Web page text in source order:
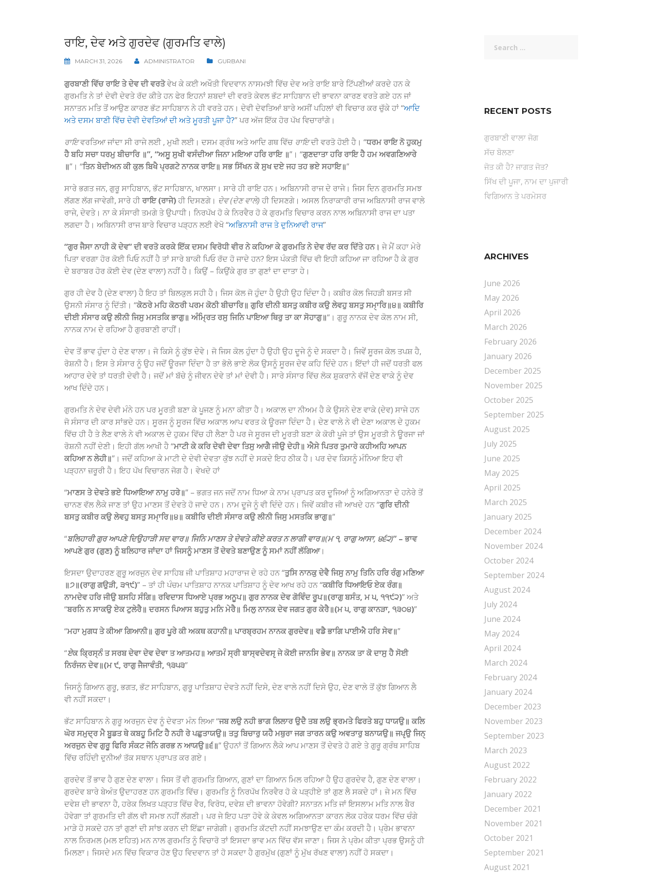
ਰਾਇ, ਦੇਵ ਅਤੇ ਗੁਰਦੇਵ (ਗੁਰਮਤਿ ਵਾਲੇ)
MARCH 31, 2026 ADMINISTRATOR GURBANI
ਗੁਰਬਾਣੀ ਵਿੱਚ ਰਾਇ ਤੇ ਦੇਵ ਦੀ ਵਰਤੋਵੇਖ ਕੇ ਕਈ ਅਖੌਤੀ ਵਿਦਵਾਨ ਨਾਸਮਝੀ ਵਿੱਚ ਦੇਵ ਅਤੇ ਰਾਇ ਬਾਰੇ ਟਿੱਪਣੀਆਂ ਕਰਦੇ ਹਨ ਕੇ
ਗੁਰਮਤਿ ਨੇ ਤਾਂ ਦੇਵੀ ਦੇਵਤੇ ਰੱਦ ਕੀਤੇ ਹਨ ਫੇਰ ਇਹਨਾਂ ਸ਼ਬਦਾਂ ਦੀ ਵਰਤੋ ਕੇਵਲ ਭੱਟ ਸਾਹਿਬਾਨ ਦੀ ਭਾਵਨਾ ਕਾਰਣ ਵਰਤੇ ਗਏ ਹਨ ਜਾਂ
ਸਨਾਤਨ ਮਤਿ ਤੋਂ ਆਉਣ ਕਾਰਣ ਭੱਟ ਸਾਹਿਬਾਨ ਨੇ ਹੀ ਵਰਤੇ ਹਨ। ਦੇਵੀ ਦੇਵਤਿਆਂ ਬਾਰੇ ਅਸੀਂ ਪਹਿਲਾਂ ਵੀ ਵਿਚਾਰ ਕਰ ਚੁੱਕੇ ਹਾਂ “ਆਦਿ
ਅਤੇ ਦਸਮ ਬਾਣੀ ਵਿੱਚ ਦੇਵੀ ਦੇਵਤਿਆਂ ਦੀ ਅਤੇ ਮੂਰਤੀ ਪੂਜਾ ਹੈ?” ਪਰ ਅੱਜ ਇੱਕ ਹੋਰ ਪੱਖ ਵਿਚਾਰਾਂਗੇ।
ਰਾਇਵਰਤਿਆ ਜਾਂਦਾ ਸੀ ਰਾਜੇ ਲਈ , ਮੁਖੀ ਲਈ। ਦਸਮ ਗ੍ਰੰਥ ਅਤੇ ਆਦਿ ਗਥ ਵਿੱਚ ਰਾਇਦੀ ਵਰਤੋ ਹੋਈ ਹੈ। “ਧਰਮ ਰਾਇ ਨੋ ਹੁਕਮੁ
ਹੈ ਬਹਿ ਸਚਾ ਧਰਮੁ ਬੀਚਾਰਿ ॥”, “ਅਸੂ ਸੁਖੀ ਵਸੰਦੀਆ ਜਿਨਾ ਮਇਆ ਹਰਿ ਰਾਇ ॥”। “ਗੁਣਦਾਤਾ ਹਰਿ ਰਾਇ ਹੈ ਹਮ ਅਵਗਣਿਆਰੇ
॥”। “ਤਿਨ ਬੇਦੀਅਨ ਕੀ ਕੁਲ ਬਿਖੈ ਪ੍ਰਗਟੇ ਨਾਨਕ ਰਾਇ॥ ਸਭ ਸਿੱਖਨ ਕੋ ਸੁਖ ਦਏ ਜਹ ਤਹ ਭਏ ਸਹਾਇ॥”
ਸਾਰੇ ਭਗਤ ਜਨ, ਗੁਰੂ ਸਾਹਿਬਾਨ, ਭੱਟ ਸਾਹਿਬਾਨ, ਖਾਲਸਾ। ਸਾਰੇ ਹੀ ਰਾਇ ਹਨ। ਅਬਿਨਾਸੀ ਰਾਜ ਦੇ ਰਾਜੇ। ਜਿਸ ਦਿਨ ਗੁਰਮਤਿ ਸਮਝ
ਲੱਗਣ ਲੱਗ ਜਾਵੇਗੀ, ਸਾਰੇ ਹੀਰਾਇ (ਰਾਜੇ)ਹੀ ਦਿਸਣਗੇ। ਦੇਵ (ਦੇਣ ਵਾਲੇ) ਹੀ ਦਿਸਣਗੇ। ਅਸਲ ਨਿਰਾਕਾਰੀ ਰਾਜ ਅਬਿਨਾਸੀ ਰਾਜ ਵਾਲੇ
ਰਾਜੇ, ਦੇਵਤੇ। ਨਾ ਕੇ ਸੰਸਾਰੀ ਤਮਗੇ ਤੇ ਉਪਾਧੀ। ਨਿਰਪੱਖ ਹੋ ਕੇ ਨਿਰਵੈਰ ਹੋ ਕੇ ਗੁਰਮਤਿ ਵਿਚਾਰ ਕਰਨ ਨਾਲ ਅਬਿਨਾਸੀ ਰਾਜ ਦਾ ਪਤਾ
ਲਗਦਾ ਹੈ। ਅਬਿਨਾਸੀ ਰਾਜ ਬਾਰੇ ਵਿਚਾਰ ਪੜ੍ਹਨ ਲਈ ਵੇਖੋ “ਅਭਿਨਾਸੀ ਰਾਜ ਤੇ ਦੁਨਿਆਵੀ ਰਾਜ”
“ਗੁਰ ਜੈਸਾ ਨਾਹੀ ਕੋ ਦੇਵ” ਦੀ ਵਰਤੋ ਕਰਕੇ ਇੱਕ ਦਸਮ ਵਿਰੋਧੀ ਵੀਰ ਨੇ ਕਹਿਆ ਕੇ ਗੁਰਮਤਿ ਨੇ ਦੇਵ ਰੱਦ ਕਰ ਦਿੱਤੇ ਹਨ। ਜੇ ਮੈਂ ਕਹਾ ਮੇਰੇ
ਪਿਤਾ ਵਰਗਾ ਹੋਰ ਕੋਈ ਪਿਓ ਨਹੀਂ ਹੈ ਤਾਂ ਸਾਰੇ ਬਾਕੀ ਪਿਓ ਰੱਦ ਹੋ ਜਾਦੇ ਹਨ? ਇਸ ਪੰਕਤੀ ਵਿੱਚ ਵੀ ਇਹੀ ਕਹਿਆ ਜਾ ਰਹਿਆ ਹੈ ਕੇ ਗੁਰ
ਦੇ ਬਰਾਬਰ ਹੋਰ ਕੋਈ ਦੇਵ (ਦੇਣ ਵਾਲਾ) ਨਹੀਂ ਹੈ। ਕਿਉਂ – ਕਿਉਂਕੇ ਗੁਰ ਤਾ ਗੁਣਾਂ ਦਾ ਦਾਤਾ ਹੇ।
ਗੁਰ ਹੀ ਦੇਵ ਹੈ (ਦੇਣ ਵਾਲਾ) ਹੈ ਇਹ ਤਾਂ ਬਿਲਕੁਲ ਸਹੀ ਹੈ। ਜਿਸ ਕੋਲ ਜੋ ਹੁੰਦਾ ਹੈ ਉਹੀ ਉਹ ਦਿੰਦਾ ਹੈ। ਕਬੀਰ ਕੋਲ ਜਿਹੜੀ ਬਸਤ ਸੀ
ਉਸਨੀ ਸੰਸਾਰ ਨੂੰ ਦਿੱਤੀ। “ਕੋਠਰੇ ਮਹਿ ਕੋਠਰੀ ਪਰਮ ਕੋਠੀ ਬੀਚਾਰਿ॥ ਗੁਰਿ ਦੀਨੀ ਬਸਤੁ ਕਬੀਰ ਕਉ ਲੇਵਹੁ ਬਸਤੁ ਸਮੑਾਰਿ॥੪॥ ਕਬੀਰਿ
ਦੀਈ ਸੰਸਾਰ ਕਉ ਲੀਨੀ ਜਿਸੁ ਮਸਤਕਿ ਭਾਗੁ॥ ਅੰਮ੍ਰਿਤ ਰਸੁ ਜਿਨਿ ਪਾਇਆ ਥਿਰੁ ਤਾ ਕਾ ਸੋਹਾਗੁ॥“। ਗੁਰੂ ਨਾਨਕ ਦੇਵ ਕੋਲ ਨਾਮ ਸੀ,
ਨਾਨਕ ਨਾਮ ਦੇ ਰਹਿਆ ਹੈ ਗੁਰਬਾਣੀ ਰਾਹੀਂ।
ਦੇਵ ਤੋਂ ਭਾਵ ਹੁੰਦਾ ਹੇ ਦੇਣ ਵਾਲਾ। ਜੋ ਕਿਸੇ ਨੂੰ ਕੁੱਝ ਦੇਵੇ। ਜੋ ਜਿਸ ਕੋਲ ਹੁੰਦਾ ਹੈ ਉਹੀ ਉਹ ਦੂਜੇ ਨੂੰ ਦੇ ਸਕਦਾ ਹੈ। ਜਿਵੇਂ ਸੂਰਜ ਕੋਲ ਤਪਸ਼ ਹੈ,
ਰੋਸ਼ਨੀ ਹੈ। ਇਸ ਤੇ ਸੰਸਾਰ ਨੂੰ ਉਹ ਜਦੋਂ ਊਰਜਾ ਦਿੰਦਾ ਹੈ ਤਾ ਭੋਲੇ ਭਾਏ ਲੋਕ ਉਸਨੂੰ ਸੂਰਜ ਦੇਵ ਕਹਿ ਦਿੰਦੇ ਹਨ। ਇੱਦਾਂ ਹੀ ਜਦੋਂ ਧਰਤੀ ਫਲ
ਆਹਾਰ ਦੇਵੇ ਤਾਂ ਧਰਤੀ ਦੇਵੀ ਹੈ। ਜਦੋਂ ਮਾਂ ਬੱਚੇ ਨੂੰ ਜੀਵਨ ਦੇਵੇ ਤਾਂ ਮਾਂ ਦੇਵੀ ਹੈ। ਸਾਰੇ ਸੰਸਾਰ ਵਿੱਚ ਲੋਕ ਸ਼ੁਕਰਾਨੇ ਵੱਜੋਂ ਦੇਣ ਵਾਕੇ ਨੂੰ ਦੇਵ
ਆਖ ਦਿੰਦੇ ਹਨ।
ਗੁਰਮਤਿ ਨੇ ਦੇਵ ਦੇਵੀ ਮੰਨੇ ਹਨ ਪਰ ਮੂਰਤੀ ਬਣਾ ਕੇ ਪੂਜਣ ਨੂੰ ਮਨਾ ਕੀਤਾ ਹੈ। ਅਕਾਲ ਦਾ ਨੀਅਮ ਹੈ ਕੇ ਉਸਨੇ ਦੇਣ ਵਾਕੇ (ਦੇਵ) ਸਾਜੇ ਹਨ
ਜੋ ਸੰਸਾਰ ਦੀ ਕਾਰ ਸਾਂਭਦੇ ਹਨ। ਸੂਰਜ ਨੂੰ ਸੂਰਜ ਵਿੱਚ ਅਕਾਲ ਆਪ ਵਰਤ ਕੇ ਊਰਜਾ ਦਿੰਦਾ ਹੈ। ਦੇਣ ਵਾਲੇ ਨੇ ਵੀ ਦੇਣਾ ਅਕਾਲ ਦੇ ਹੁਕਮ
ਵਿੱਚ ਹੀ ਹੈ ਤੇ ਲੈਣ ਵਾਲੇ ਨੇ ਵੀ ਅਕਾਲ ਦੇ ਹੁਕਮ ਵਿੱਚ ਹੀ ਲੈਣਾ ਹੈ ਪਰ ਜੇ ਸੂਰਜ ਦੀ ਮੂਰਤੀ ਬਣਾ ਕੇ ਕੋਰੀ ਪੂਜੇ ਤਾਂ ਉਸ ਮੂਰਤੀ ਨੇ ਊਰਜਾ ਜਾਂ
ਰੋਸ਼ਨੀ ਨਹੀਂ ਦੇਣੀ। ਇਹੀ ਗੱਲ ਆਖੀ ਹੈ “ਮਾਟੀ ਕੇ ਕਰਿ ਦੇਵੀ ਦੇਵਾ ਤਿਸੁ ਆਗੈ ਜੀਉ ਦੇਹੀ॥ ਐਸੇ ਪਿਤਰ ਤੁਮਾਰੇ ਕਹੀਅਹਿ ਆਪਨ
ਕਹਿਆ ਨ ਲੇਹੀ॥”। ਜਦੋਂ ਕਹਿਆ ਕੇ ਮਾਟੀ ਦੇ ਦੇਵੀ ਦੇਵਤਾ ਕੁੱਝ ਨਹੀਂ ਦੇ ਸਕਦੇ ਇਹ ਠੀਕ ਹੈ। ਪਰ ਦੇਵ ਕਿਸਨੂੰ ਮੰਨਿਆ ਇਹ ਵੀ
ਪੜ੍ਹਨਾ ਜ਼ਰੂਰੀ ਹੈ। ਇਹ ਪੱਖ ਵਿਚਾਰਨ ਜੋਗ ਹੈ। ਵੇਖਦੇ ਹਾਂ
“ਮਾਣਸ ਤੇ ਦੇਵਤੇ ਭਏ ਧਿਆਇਆ ਨਾਮੁ ਹਰੇ॥” – ਭਗਤ ਜਨ ਜਦੋਂ ਨਾਮ ਧਿਆ ਕੇ ਨਾਮ ਪ੍ਰਾਪਤ ਕਰ ਦੂਜਿਆਂ ਨੂੰ ਅਗਿਆਨਤਾ ਦੇ ਹਨੇਰੇ ਤੋਂ
ਚਾਨਣ ਵੱਲ ਲੈਕੇ ਜਾਣ ਤਾਂ ਉਹ ਮਾਣਸ ਤੋਂ ਦੇਵਤੇ ਹੋ ਜਾਦੇ ਹਨ। ਨਾਮ ਦੂਜੇ ਨੂੰ ਵੀ ਦਿੰਦੇ ਹਨ। ਜਿਵੇਂ ਕਬੀਰ ਜੀ ਆਖਦੇ ਹਨ “ਗੁਰਿ ਦੀਨੀ
ਬਸਤੁ ਕਬੀਰ ਕਉ ਲੇਵਹੁ ਬਸਤੁ ਸਮੑਾਰਿ॥੪॥ ਕਬੀਰਿ ਦੀਈ ਸੰਸਾਰ ਕਉ ਲੀਨੀ ਜਿਸੁ ਮਸਤਕਿ ਭਾਗੁ॥”
“ਬਲਿਹਾਰੀ ਗੁਰ ਆਪਣੇ ਦਿਉਹਾੜੀ ਸਦ ਵਾਰ॥ ਜਿਨਿ ਮਾਣਸ ਤੇ ਦੇਵਤੇ ਕੀਏ ਕਰਤ ਨ ਲਾਗੀ ਵਾਰ॥(ਮ ੧, ਰਾਗੁ ਆਸਾ, ੪੬੨)” – ਭਾਵ
ਆਪਣੇ ਗੁਰ (ਗੁਣ) ਨੂੰ ਬਲਿਹਾਰ ਜਾਂਦਾ ਹਾਂ ਜਿਸਨੂੰ ਮਾਣਸ ਤੋਂ ਦੇਵਤੇ ਬਣਾਉਣ ਨੂੰ ਸਮਾਂ ਨਹੀਂ ਲੱਗਿਆ।
ਇਸਦਾ ਉਦਾਹਰਣ ਗੁ੍ਰੂ ਅਰਜੁਨ ਦੇਵ ਸਾਹਿਬ ਜੀ ਪਾਤਿਸ਼ਾਹ ਮਹਾਰਾਜ ਦੇ ਰਹੇ ਹਨ “ਤੁਸਿ ਨਾਨਕੁ ਦੇਵੈ ਜਿਸੁ ਨਾਮੁ ਤਿਨਿ ਹਰਿ ਰੰਗੁ ਮਣਿਆ
॥੭॥(ਰਾਗੁ ਗਉੜੀ, ੩੧੯)” – ਤਾਂ ਹੀ ਪੰਚਮ ਪਾਤਿਸ਼ਾਹ ਨਾਨਕ ਪਾਤਿਸ਼ਾਹ ਨੂੰ ਦੇਵ ਆਖ ਰਹੇ ਹਨ “ਕਬੀਰਿ ਧਿਆਇਓ ਏਕ ਰੰਗ॥
ਨਾਮਦੇਵ ਹਰਿ ਜੀਉ ਬਸਹਿ ਸੰਗਿ॥ ਰਵਿਦਾਸ ਧਿਆਏ ਪ੍ਰਭ ਅਨੂਪ॥ ਗੁਰ ਨਾਨਕ ਦੇਵ ਗੋਵਿੰਦ ਰੂਪ॥(ਰਾਗੁ ਬਸੰਤ, ਮ ੫, ੧੧੯੨)” ਅਤੇ
“ਬਰਨਿ ਨ ਸਾਕਉ ਏਕ ਟੁਲੇਰੈ॥ ਦਰਸਨ ਪਿਆਸ ਬਹੁਤੁ ਮਨਿ ਮੇਰੈ॥ ਮਿਲੁ ਨਾਨਕ ਦੇਵ ਜਗਤ ਗੁਰ ਕੇਰੈ॥(ਮ ੫, ਰਾਗੁ ਕਾਨੜਾ, ੧੩੦੪)”
“ਮਹਾ ਮੁਗਧ ਤੇ ਕੀਆ ਗਿਆਨੀ॥ ਗੁਰ ਪੂਰੇ ਕੀ ਅਕਥ ਕਹਾਨੀ॥ ਪਾਰਬ੍ਰਹਮ ਨਾਨਕ ਗੁਰਦੇਵ॥ ਵਡੈ ਭਾਗਿ ਪਾਈਐ ਹਰਿ ਸੇਵ॥”
“ਏਕ ਕ੍ਰਿਸ੍ਨੰ ਤ ਸਰਬ ਦੇਵਾ ਦੇਵ ਦੇਵਾ ਤ ਆਤਮਹ॥ ਆਤਮੰ ਸ੍ਰੀ ਬਾਸ੍ਵਦੇਵਸੵ ਜੇ ਕੋਈ ਜਾਨਸਿ ਭੇਵ॥ ਨਾਨਕ ਤਾ ਕੋ ਦਾਸੁ ਹੈ ਸੋਈ
ਨਿਰੰਜਨ ਦੇਵ॥(ਮ ੯, ਰਾਗੁ ਜੈਜਾਵੰਤੀ, ੧੩੫੩”
ਜਿਸਨੂੰ ਗਿਆਨ ਗੁਰੂ, ਭਗਤ, ਭੱਟ ਸਾਹਿਬਾਨ, ਗੁਰੂ ਪਾਤਿਸ਼ਾਹ ਦੇਵਤੇ ਨਹੀਂ ਦਿਸੇ, ਦੇਣ ਵਾਲੇ ਨਹੀਂ ਦਿਸੇ ਉਹ, ਦੇਣ ਵਾਲੇ ਤੋਂ ਕੁੱਝ ਗਿਆਨ ਲੈ
ਵੀ ਨਹੀਂ ਸਕਦਾ।
ਭੱਟ ਸਾਹਿਬਾਨ ਨੇ ਗੁਰੂ ਅਰਜੁਨ ਦੇਵ ਨੂੰ ਦੇਵਤਾ ਮੰਨ ਲਿਆ “ਜਬ ਲਉ ਨਹੀ ਭਾਗ ਲਿਲਾਰ ਉਦੈ ਤਬ ਲਉ ਭ੍ਰਮਤੇ ਫਿਰਤੇ ਬਹੁ ਧਾਯਉ॥ ਕਲਿ
ਘੋਰ ਸਮੁਦ੍ਰ ਮੈ ਬੂਡਤ ਥੇ ਕਬਹੂ ਮਿਟਿ ਹੈ ਨਹੀ ਰੇ ਪਛੁਤਾਯਉ॥ ਤਤੁ ਬਿਚਾਰੁ ਯਹੈ ਮਥੁਰਾ ਜਗ ਤਾਰਨ ਕਉ ਅਵਤਾਰੁ ਬਨਾਯਉ॥ ਜਪੵਉ ਜਿਨੑ
ਅਰਜੁਨ ਦੇਵ ਗੁਰੂ ਫਿਰਿ ਸੰਕਟ ਜੋਨਿ ਗਰਭ ਨ ਆਯਉ॥੬॥” ਉਹਨਾਂ ਤੋਂ ਗਿਆਨ ਲੈਕੇ ਆਪ ਮਾਣਸ ਤੋਂ ਦੇਵਤੇ ਹੋ ਗਏ ਤੇ ਗੁਰੂ ਗ੍ਰੰਥ ਸਾਹਿਬ
ਵਿੱਚ ਰਹਿੰਦੀ ਦੁਨੀਆਂ ਤੱਕ ਸਥਾਨ ਪ੍ਰਾਪਤ ਕਰ ਗਏ।
ਗੁਰਦੇਵ ਤੋਂ ਭਾਵ ਹੈ ਗੁਣ ਦੇਣ ਵਾਲਾ। ਜਿਸ ਤੋਂ ਵੀ ਗੁਰਮਤਿ ਗਿਆਨ, ਗੁਣਾਂ ਦਾ ਗਿਆਨ ਮਿਲ ਰਹਿਆ ਹੈ ਉਹ ਗੁਰਦੇਵ ਹੈ, ਗੁਣ ਦੇਣ ਵਾਲਾ।
ਗੁਰਦੇਵ ਬਾਰੇ ਬੇਅੰਤ ਉਦਾਹਰਣ ਹਨ ਗੁਰਮਤਿ ਵਿੱਚ। ਗੁਰਮਤਿ ਨੂੰ ਨਿਰਪੱਖ ਨਿਰਵੈਰ ਹੋ ਕੇ ਪੜ੍ਹੀਏ ਤਾਂ ਗੁਣ ਲੈ ਸਕਦੇ ਹਾਂ। ਜੇ ਮਨ ਵਿੱਚ
ਦਵੇਸ਼ ਦੀ ਭਾਵਨਾ ਹੈ, ਹਰੇਕ ਲਿਖਤ ਪੜ੍ਹਤ ਵਿੱਚ ਵੈਰ, ਵਿਰੋਧ, ਦਵੇਸ਼ ਦੀ ਭਾਵਨਾ ਹੋਵੇਗੀ? ਸਨਾਤਨ ਮਤਿ ਜਾਂ ਇਸਲਾਮ ਮਤਿ ਨਾਲ ਬੈਰ
ਹੋਵੇਗਾ ਤਾਂ ਗੁਰਮਤਿ ਦੀ ਗੱਲ ਵੀ ਸਮਝ ਨਹੀਂ ਲੱਗਣੀ। ਪਰ ਜੇ ਇਹ ਪਤਾ ਹੋਵੇ ਕੇ ਕੇਵਲ ਅਗਿਆਨਤਾ ਕਾਰਨ ਲੋਕ ਹਰੇਕ ਧਰਮ ਵਿੱਚ ਚੰਗੇ
ਮਾੜੇ ਹੋ ਸਕਦੇ ਹਨ ਤਾਂ ਗੁਣਾਂ ਦੀ ਸਾਂਝ ਕਰਨ ਦੀ ਇੱਛਾ ਜਾਗੇਗੀ। ਗੁਰਮਤਿ ਕੱਟਦੀ ਨਹੀਂ ਸਮਝਾਉਣ ਦਾ ਕੰਮ ਕਰਦੀ ਹੈ। ਪ੍ਰੇਮ ਭਾਵਨਾ
ਨਾਲ ਨਿਰਮਲ (ਮਲ ੲਹਿਤ) ਮਨ ਨਾਲ ਗੁਰਮਤਿ ਨੂੰ ਵਿਚਾਰੋ ਤਾਂ ਇਸਦਾ ਭਾਵ ਮਨ ਵਿੱਚ ਵੱਸ ਜਾਣਾ। ਜਿਸ ਨੇ ਪ੍ਰੇਮ ਕੀਤਾ ਪ੍ਰਭ ਉਸਨੂੰ ਹੀ
ਮਿਲਣਾ। ਜਿਸਦੇ ਮਨ ਵਿੱਚ ਵਿਕਾਰ ਹੋਣ ਉਹ ਵਿਦਵਾਨ ਤਾਂ ਹੋ ਸਕਦਾ ਹੈ ਗੁਰਮੁੱਖ (ਗੁਣਾਂ ਨੂੰ ਮੁੱਖ ਰੱਖਣ ਵਾਲਾ) ਨਹੀਂ ਹੋ ਸਕਦਾ।
for:
RECENT POSTS
ਗੁਰਬਾਣੀ ਵਾਲਾ ਜੋਗ
ਸੱਚ ਬੋਲਣਾ
ਜੋਤ ਕੀ ਹੈ? ਜਾਗਤ ਜੋਤ?
ਸਿੱਖ ਦੀ ਪੂਜਾ, ਨਾਮ ਦਾ ਪੁਜਾਰੀ
ਵਿਗਿਆਨ ਤੇ ਪਰਮੇਸਰ
ARCHIVES
June 2026
May 2026
April 2026
March 2026
February 2026
January 2026
December 2025
November 2025
October 2025
September 2025
August 2025
July 2025
June 2025
May 2025
April 2025
March 2025
January 2025
December 2024
November 2024
October 2024
September 2024
August 2024
July 2024
June 2024
May 2024
April 2024
March 2024
February 2024
January 2024
December 2023
November 2023
September 2023
March 2023
August 2022
February 2022
January 2022
December 2021
November 2021
October 2021
September 2021
August 2021